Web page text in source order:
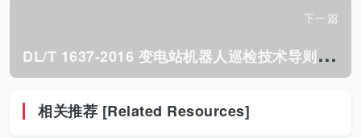
下一篇
D
L/T 1637-2016 变电站机器人巡检技术导则.pdf
相关推荐 [Related Resources]